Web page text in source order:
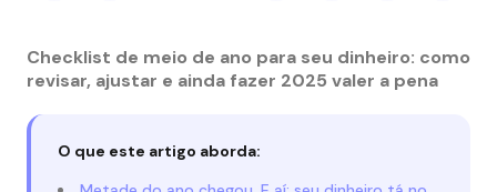
Checklist de meio de ano para seu dinheiro: como
revisar, ajustar e ainda fazer 2025 valer a pena
O que este artigo aborda: